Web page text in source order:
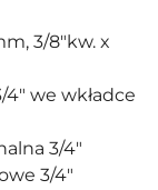
3/8"kw. x
4" we wkładce
3/4"
3/4"